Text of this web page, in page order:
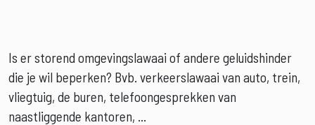
Is er storend omgevingslawaai of andere geluidshinder
die je wil beperken? Bvb. verkeerslawaai van auto, trein,
vliegtuig, de buren, telefoongesprekken van
naastliggende kantoren, ...